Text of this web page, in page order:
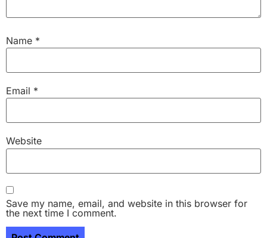
Name *
Email *
Website
Save my name, email, and website in this browser for
the next time I comment.